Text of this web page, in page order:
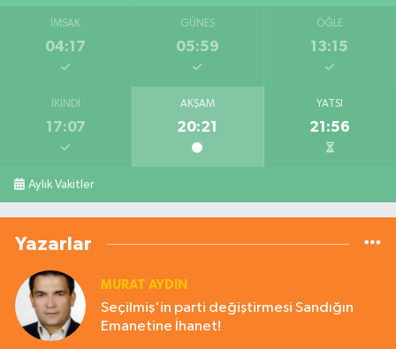
İMSAK
04:17
GÜNEŞ
05:59
ÖĞLE
13:15
İKINDI
17:07
AKŞAM
20:21
YATSI
21:56
Aylık Vakitler
Yazarlar
MURAT AYDIN
Seçilmiş'in parti değiştirmesi Sandığın
Emanetine İhanet!